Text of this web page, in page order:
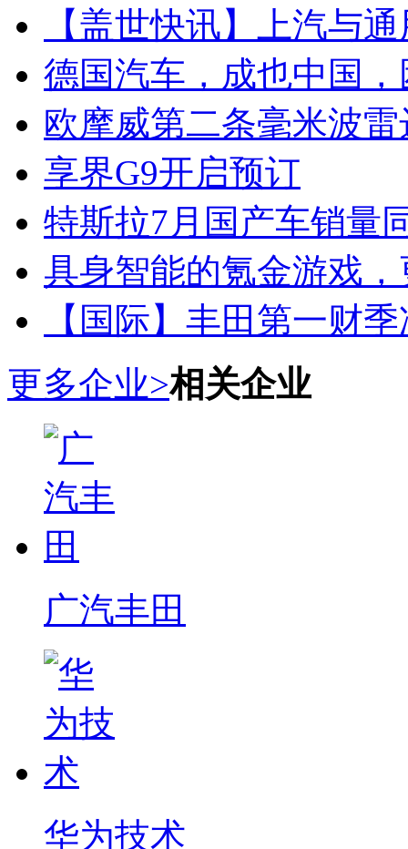
【盖世快讯】上汽与
德国汽车，成也中国
欧摩威第二条毫米波
享界G9开启预订
特斯拉7月国产车销量
具身智能的氪金游戏
【国际】丰田第一财
更多企业>相关企业
广汽丰田
华为技术